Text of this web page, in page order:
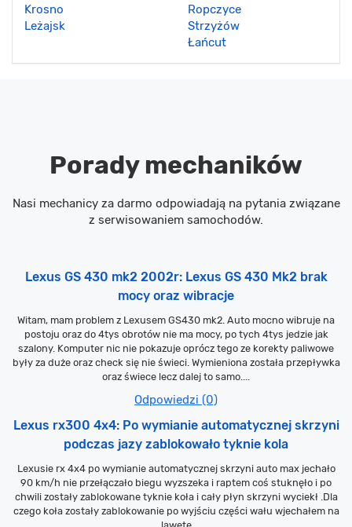
Krosno
Leżajsk
Ropczyce
Strzyżów
Łańcut
Porady mechaników
Nasi mechanicy za darmo odpowiadają na pytania związane
z serwisowaniem samochodów.
Lexus GS 430 mk2 2002r: Lexus GS 430 Mk2 brak
mocy oraz wibracje
Witam, mam problem z Lexusem GS430 mk2. Auto mocno wibruje na
postoju oraz do 4tys obrotów nie ma mocy, po tych 4tys jedzie jak
szalony. Komputer nic nie pokazuje oprócz tego ze korekty paliwowe
były za duże oraz check się nie świeci. Wymieniona została przepływka
oraz świece lecz dalej to samo....
Odpowiedzi (0)
Lexus rx300 4x4: Po wymianie automatycznej skrzyni
podczas jazy zablokowało tyknie kola
Lexusie rx 4x4 po wymianie automatycznej skrzyni auto max jechało
90 km/h nie przełączało biegu wyzszeka i raptem coś stuknęło i po
chwili zostały zablokowane tyknie koła i cały płyn skrzyni wyciekł .Dla
czego koła zostały zablokowanie po wyjściu części wału wjechałem na